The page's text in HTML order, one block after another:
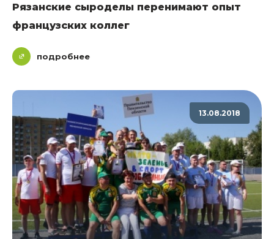
Рязанские сыроделы перенимают опыт
французских коллег
подробнее
13.08.2018